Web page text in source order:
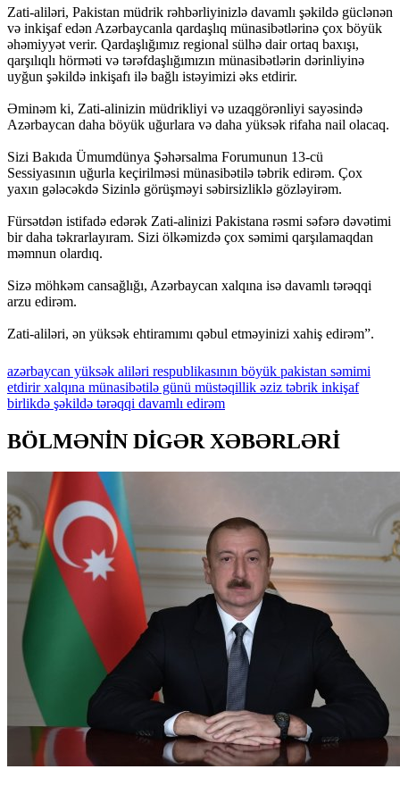
Zati-aliləri, Pakistan müdrik rəhbərliyinizlə davamlı şəkildə güclənən
və inkişaf edən Azərbaycanla qardaşlıq münasibətlərinə çox böyük
əhəmiyyət verir. Qardaşlığımız regional sülhə dair ortaq baxışı,
qarşılıqlı hörməti və tərəfdaşlığımızın münasibətlərin dərinliyinə
uyğun şəkildə inkişafı ilə bağlı istəyimizi əks etdirir.
Əminəm ki, Zati-alinizin müdrikliyi və uzaqgörənliyi sayəsində
Azərbaycan daha böyük uğurlara və daha yüksək rifaha nail olacaq.
Sizi Bakıda Ümumdünya Şəhərsalma Forumunun 13-cü
Sessiyasının uğurla keçirilməsi münasibətilə təbrik edirəm. Çox
yaxın gələcəkdə Sizinlə görüşməyi səbirsizliklə gözləyirəm.
Fürsətdən istifadə edərək Zati-alinizi Pakistana rəsmi səfərə dəvətimi
bir daha təkrarlayıram. Sizi ölkəmizdə çox səmimi qarşılamaqdan
məmnun olardıq.
Sizə möhkəm cansağlığı, Azərbaycan xalqına isə davamlı tərəqqi
arzu edirəm.
Zati-aliləri, ən yüksək ehtiramımı qəbul etməyinizi xahiş edirəm”.
azərbaycan yüksək aliləri respublikasının böyük pakistan səmimi
etdirirxalqına münasibətilə günü müstəqillik əziz təbrik inkişaf
birlikdə şəkildə tərəqqi davamlı edirəm
BÖLMƏNİN DİGƏR XƏBƏRLƏRİ